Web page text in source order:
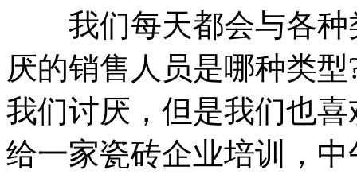
我们每天都会与各种
厌的销售人员是哪种类
我们讨厌，但是我们也
给一家瓷砖企业培训，